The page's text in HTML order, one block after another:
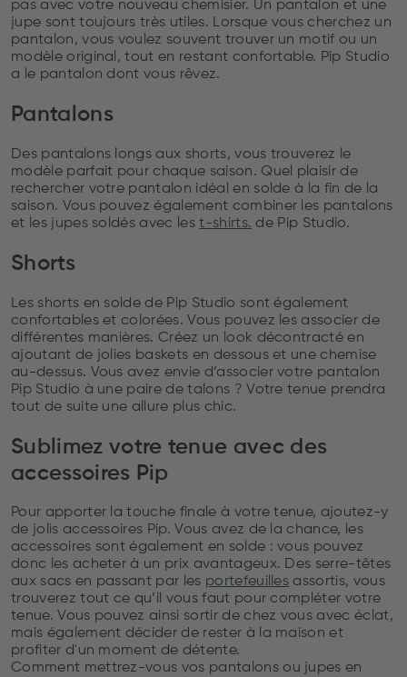
pas avec votre nouveau chemisier. Un pantalon et une
jupe sont toujours très utiles. Lorsque vous cherchez un
pantalon, vous voulez souvent trouver un motif ou un
modèle original, tout en restant confortable. Pip Studio
a le pantalon dont vous rêvez.
Pantalons
Des pantalons longs aux shorts, vous trouverez le
modèle parfait pour chaque saison. Quel plaisir de
rechercher votre pantalon idéal en solde à la fin de la
saison. Vous pouvez également combiner les pantalons
et les jupes soldés avec lest-shirts. de Pip Studio.
Shorts
Les shorts en solde de Pip Studio sont également
confortables et colorées. Vous pouvez les associer de
différentes manières. Créez un look décontracté en
ajoutant de jolies baskets en dessous et une chemise
au-dessus. Vous avez envie d’associer votre pantalon
Pip Studio à une paire de talons ? Votre tenue prendra
tout de suite une allure plus chic.
Sublimez votre tenue avec des
accessoires Pip
Pour apporter la touche finale à votre tenue, ajoutez-y
de jolis accessoires Pip. Vous avez de la chance, les
accessoires sont également en solde : vous pouvez
donc les acheter à un prix avantageux. Des serre-têtes
aux sacs en passant par les portefeuilles assortis, vous
trouverez tout ce qu’il vous faut pour compléter votre
tenue. Vous pouvez ainsi sortir de chez vous avec éclat,
mais également décider de rester à la maison et
profiter d'un moment de détente.
Comment mettrez-vous vos pantalons ou jupes en